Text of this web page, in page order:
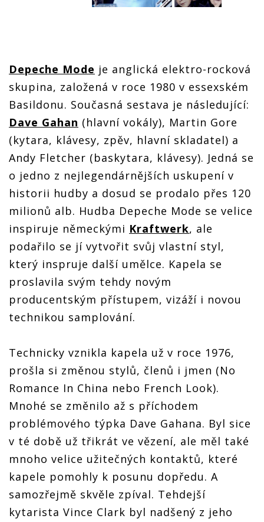
Depeche Mode je anglická elektro-rocková
skupina, založená v roce 1980 v essexském
Basildonu. Současná sestava je následující:
Dave Gahan (hlavní vokály), Martin Gore
(kytara, klávesy, zpěv, hlavní skladatel) a
Andy Fletcher (baskytara, klávesy). Jedná se
o jedno z nejlegendárnějších uskupení v
historii hudby a dosud se prodalo přes 120
milionů alb. Hudba Depeche Mode se velice
inspiruje německými Kraftwerk, ale
podařilo se jí vytvořit svůj vlastní styl,
který inspruje další umělce. Kapela se
proslavila svým tehdy novým
producentským přístupem, vizáží i novou
technikou samplování.
Technicky vznikla kapela už v roce 1976,
prošla si změnou stylů, členů i jmen (No
Romance In China nebo French Look).
Mnohé se změnilo až s příchodem
problémového týpka Dave Gahana. Byl sice
v té době už třikrát ve vězení, ale měl také
mnoho velice užitečných kontaktů, které
kapele pomohly k posunu dopředu. A
samozřejmě skvěle zpíval. Tehdejší
kytarista Vince Clark byl nadšený z jeho